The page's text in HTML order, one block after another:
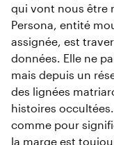
qui vont nous être
Persona, entité
assignée, est
données. Elle ne
mais depuis un
des lignées
histoires
comme pour
la marge est